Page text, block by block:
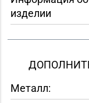
изделии
Металл: